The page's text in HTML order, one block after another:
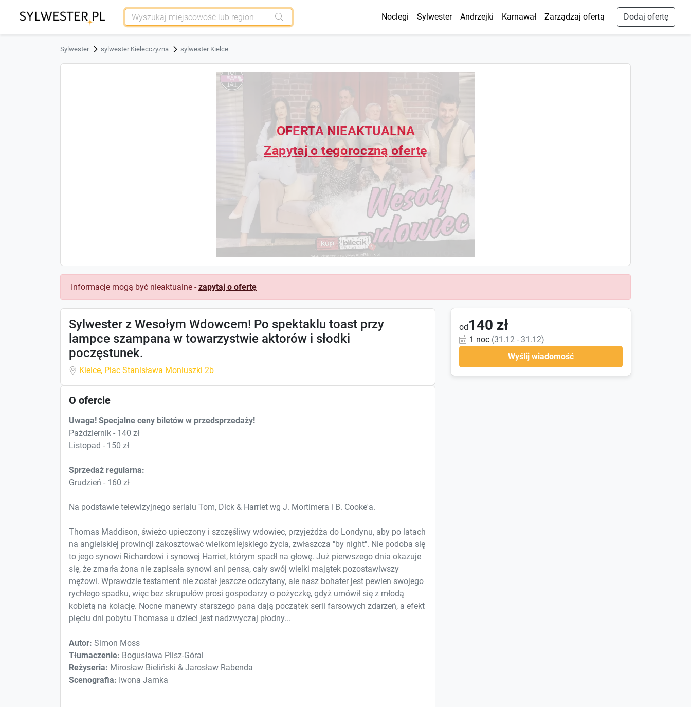
Noclegi Sylwester Andrzejki Karnawał Zarządzaj ofertą Dodaj ofertę
Sylwester sylwester Kielecczyzna sylwester Kielce
OFERTA NIEAKTUALNA
Zapytaj o tegoroczną ofertę
Informacje mogą być nieaktualne - zapytaj o ofertę
Sylwester z Wesołym Wdowcem! Po spektaklu toast przy
lampce szampana w towarzystwie aktorów i słodki
poczęstunek.
Kielce, Plac Stanisława Moniuszki 2b
O ofercie
Uwaga! Specjalne ceny biletów w przedsprzedaży!
Październik - 140 zł
Listopad - 150 zł
Sprzedaż regularna:
Grudzień - 160 zł
Na podstawie telewizyjnego serialu Tom, Dick & Harriet wg J. Mortimera i B. Cooke'a.
Thomas Maddison, świeżo upieczony i szczęśliwy wdowiec, przyjeżdża do Londynu, aby po latach
na angielskiej prowincji zakosztować wielkomiejskiego życia, zwłaszcza "by night". Nie podoba się
to jego synowi Richardowi i synowej Harriet, którym spadł na głowę. Już pierwszego dnia okazuje
się, że zmarła żona nie zapisała synowi ani pensa, cały swój wielki majątek pozostawiwszy
mężowi. Wprawdzie testament nie został jeszcze odczytany, ale nasz bohater jest pewien swojego
rychłego spadku, więc bez skrupułów prosi gospodarzy o pożyczkę, gdyż umówił się z młodą
kobietą na kolację. Nocne manewry starszego pana dają początek serii farsowych zdarzeń, a efekt
pięciu dni pobytu Thomasa u dzieci jest nadzwyczaj płodny...
Autor: Simon Moss
Tłumaczenie: Bogusława Plisz-Góral
Reżyseria: Mirosław Bieliński & Jarosław Rabenda
Scenografia: Iwona Jamka
od140 zł
1 noc (31.12 - 31.12)
Wyślij wiadomość